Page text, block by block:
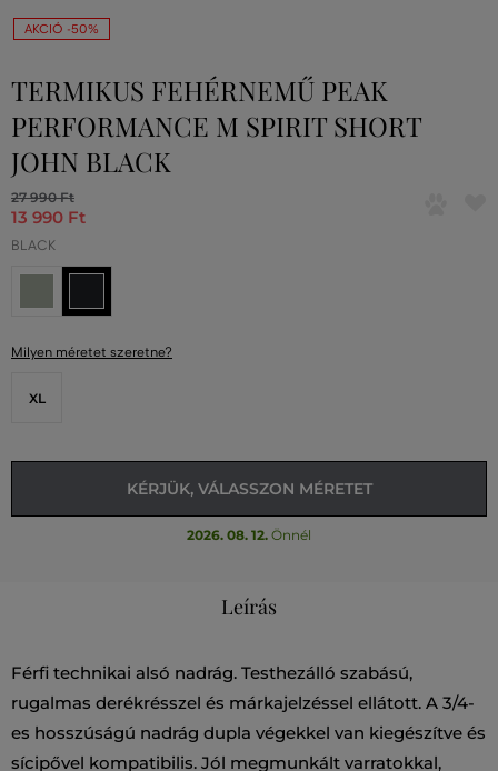
AKCIÓ -50%
TERMIKUS FEHÉRNEMŰ PEAK
PERFORMANCE M SPIRIT SHORT
JOHN BLACK
27 990 Ft
13 990 Ft
BLACK
Milyen méretet szeretne?
XL
KÉRJÜK, VÁLASSZON MÉRETET
2026. 08. 12. Önnél
Leírás
Férfi technikai alsó nadrág. Testhezálló szabású,
rugalmas derékrésszel és márkajelzéssel ellátott. A 3/4-
es hosszúságú nadrág dupla végekkel van kiegészítve és
sícipővel kompatibilis. Jól megmunkált varratokkal,